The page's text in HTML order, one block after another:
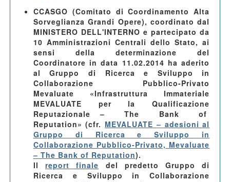
CCASGO (Comitato di Coordinamento Alta
Sorveglianza Grandi Opere), coordinato dal
MINISTERO DELL'INTERNO e partecipato da
10 Amministrazioni Centrali dello Stato, ai
sensi della determinazione del
Coordinatore in data 11.02.2014 ha aderito
al Gruppo di Ricerca e Sviluppo in
Collaborazione Pubblico-Privato
Mevaluate «Infrastruttura Immateriale
MEVALUATE per la Qualificazione
Reputazionale – The Bank of
Reputation» (cfr. MEVALUATE – adesioni al
Gruppo di Ricerca e Sviluppo in
Collaborazione Pubblico-Privato, Mevaluate
– The Bank of Reputation).
Il report finale del predetto Gruppo di
Ricerca e Sviluppo in Collaborazione